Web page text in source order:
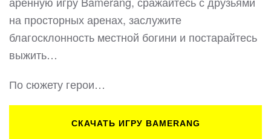
на просторных аренах, заслужите
благосклонность местной богини и постарайтесь
выжить…
По сюжету герои…
СКАЧАТЬ ИГРУ BAMERANG